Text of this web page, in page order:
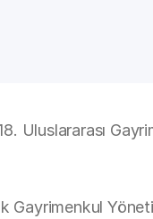
Uluslararası
Gayrimenkul